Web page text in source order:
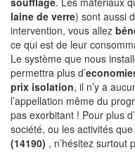
laine de verre) sont aussi
intervention, vous allez
ce qui est de leur
Le système que nous
permettra plus d’
prix isolation, il n’y a
l’appellation même du
pas exorbitant ! Pour plus d’
société, ou les activités
(14190) , n’hésitez surtout